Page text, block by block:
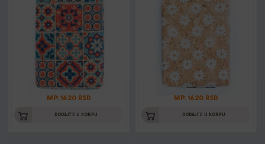
MP: 1620 RSD
DODAJTE U KORPU
MP: 1620 RSD
DODAJTE U KORPU